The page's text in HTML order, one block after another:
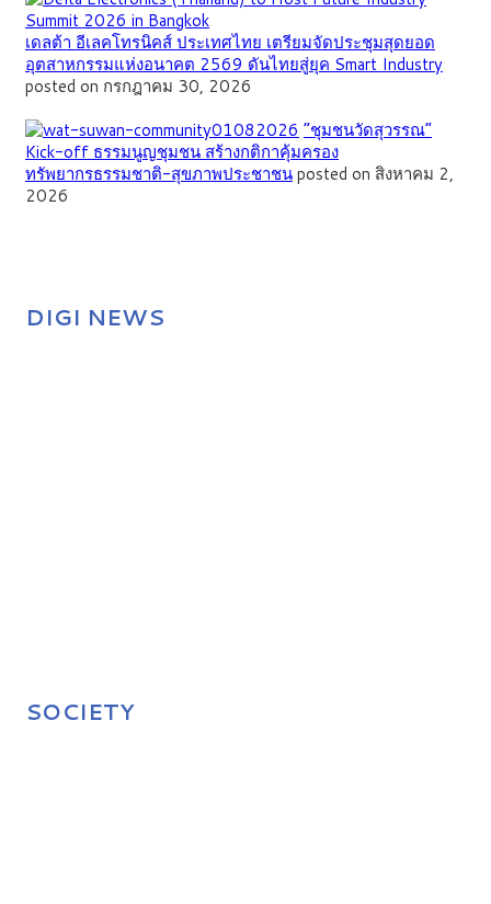
เดลต้า อีเลคโทรนิคส์ ประเทศไทย เตรียมจัดประชุมสุดยอด
อุตสาหกรรมแห่งอนาคต 2569 ดันไทยสู่ยุค Smart Industry
posted on กรกฎาคม 30, 2026
”ชุมชนวัดสุวรรณ”
Kick-off ธรรมนูญชุมชน สร้างกติกาคุ้มครอง
ทรัพยากรธรรมชาติ-สุขภาพประชาชนposted on สิงหาคม 2,
2026
DIGI NEWS
SOCIETY